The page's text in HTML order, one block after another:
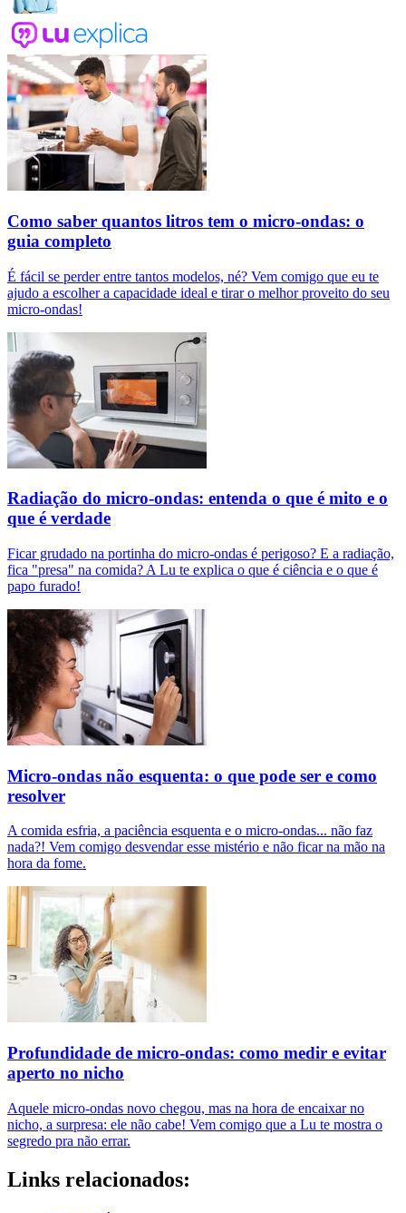
Como saber quantos litros tem o micro-ondas: o
guia completo
É fácil se perder entre tantos modelos, né? Vem comigo que eu te
ajudo a escolher a capacidade ideal e tirar o melhor proveito do seu
micro-ondas!
Radiação do micro-ondas: entenda o que é mito e o
que é verdade
Ficar grudado na portinha do micro-ondas é perigoso? E a radiação,
fica "presa" na comida? A Lu te explica o que é ciência e o que é
papo furado!
Micro-ondas não esquenta: o que pode ser e como
resolver
A comida esfria, a paciência esquenta e o micro-ondas... não faz
nada?! Vem comigo desvendar esse mistério e não ficar na mão na
hora da fome.
Profundidade de micro-ondas: como medir e evitar
aperto no nicho
Aquele micro-ondas novo chegou, mas na hora de encaixar no
nicho, a surpresa: ele não cabe! Vem comigo que a Lu te mostra o
segredo pra não errar.
Links relacionados: